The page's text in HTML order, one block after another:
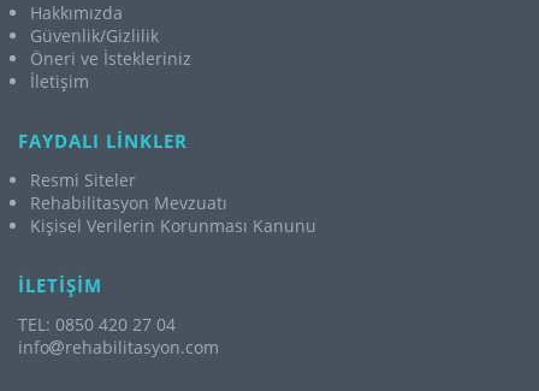
Hakkımızda
Güvenlik/Gizlilik
Öneri ve İstekleriniz
İletişim
FAYDALI LİNKLER
Resmi Siteler
Rehabilitasyon Mevzuatı
Kişisel Verilerin Korunması Kanunu
İLETİŞİM
TEL: 0850 420 27 04
info
rehabilitasyon.com